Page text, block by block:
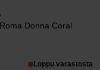
Donna Coral
Loppu varastosta